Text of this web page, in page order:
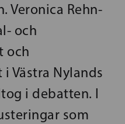
Veronica Rehn-
och
och
Västra Nylands
i debatten. I
som